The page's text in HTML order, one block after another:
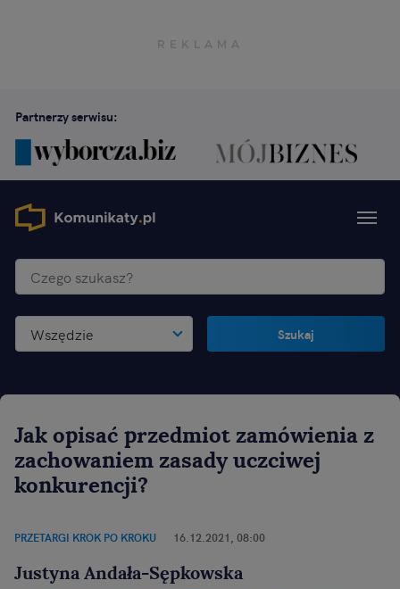
Partnerzy serwisu:
Wszędzie Szukaj
Jak opisać przedmiot zamówienia z
zachowaniem zasady uczciwej
konkurencji?
PRZETARGI KROK PO KROKU 16.12.2021, 08:00
Justyna Andała-Sępkowska